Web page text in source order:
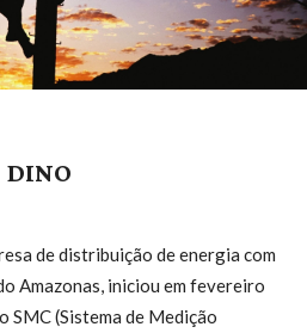
DINO
de distribuição de energia com
Amazonas, iniciou em fevereiro
SMC (Sistema de Medição